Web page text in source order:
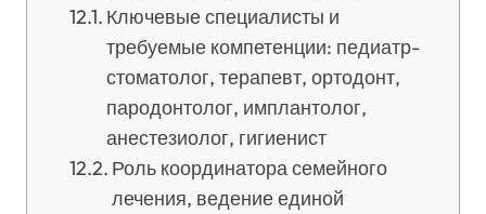
Ключевые специалисты и
требуемые компетенции: педиатр-
стоматолог, терапевт, ортодонт,
пародонтолог, имплантолог,
анестезиолог, гигиенист
Роль координатора семейного
лечения, ведение единой